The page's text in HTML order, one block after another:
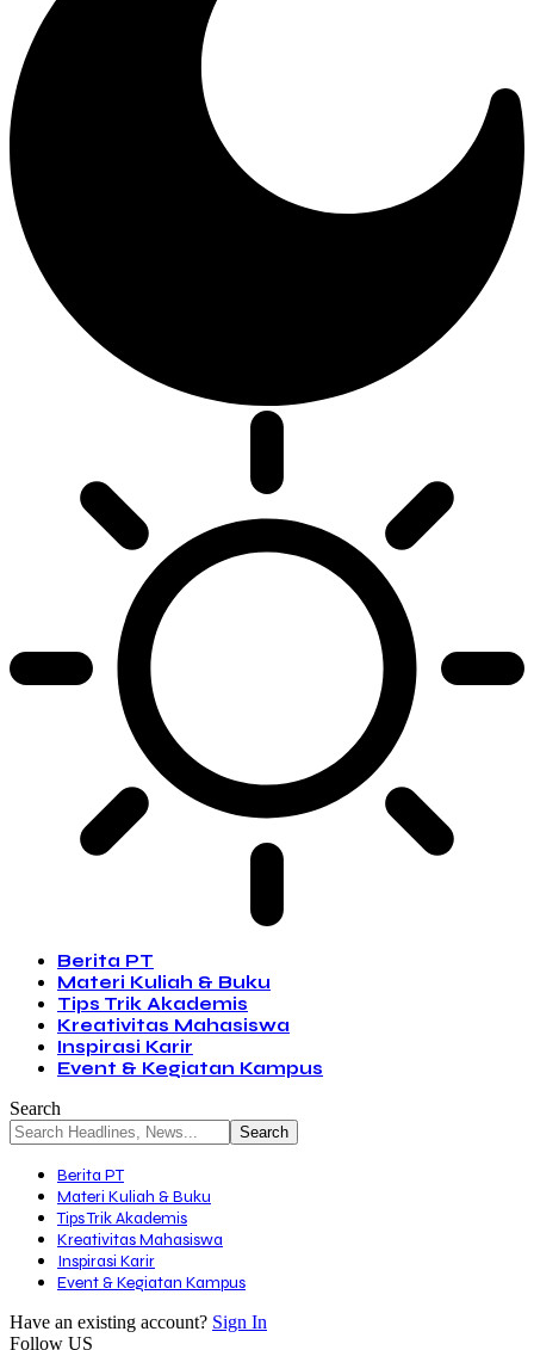
Berita PT
Materi Kuliah & Buku
Tips Trik Akademis
Kreativitas Mahasiswa
Inspirasi Karir
Event & Kegiatan Kampus
Search
Berita PT
Materi Kuliah & Buku
Tips Trik Akademis
Kreativitas Mahasiswa
Inspirasi Karir
Event & Kegiatan Kampus
Have an existing account? Sign In
Follow US